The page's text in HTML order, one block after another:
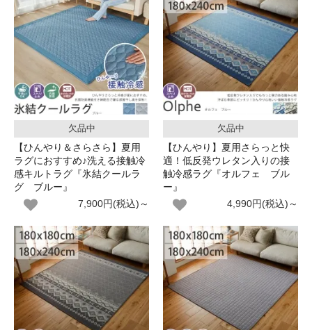
欠品中
【ひんやり＆さらさら】夏用
ラグにおすすめ♪洗える接触冷
感キルトラグ『氷結クールラ
グ ブルー』
7,900円(税込)～
欠品中
【ひんやり】夏用さらっと快
適！低反発ウレタン入りの接
触冷感ラグ『オルフェ ブル
ー』
4,990円(税込)～